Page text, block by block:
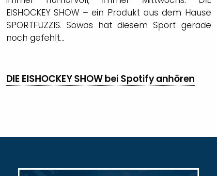
EISHOCKEY SHOW – ein Produkt aus dem Hause
SPORTFUZZIS. Sowas hat diesem Sport gerade
noch gefehlt…
DIE EISHOCKEY SHOW bei Spotify anhören